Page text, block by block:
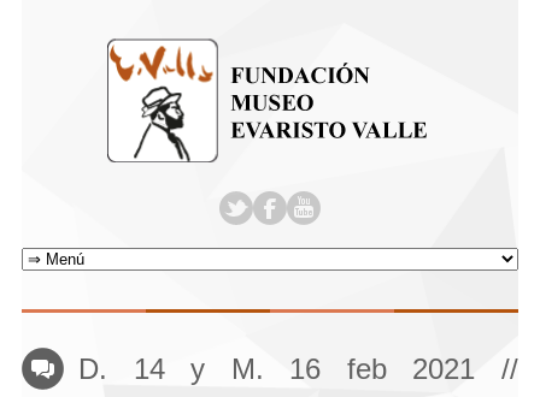
D. 14 y M. 16 feb 2021 //